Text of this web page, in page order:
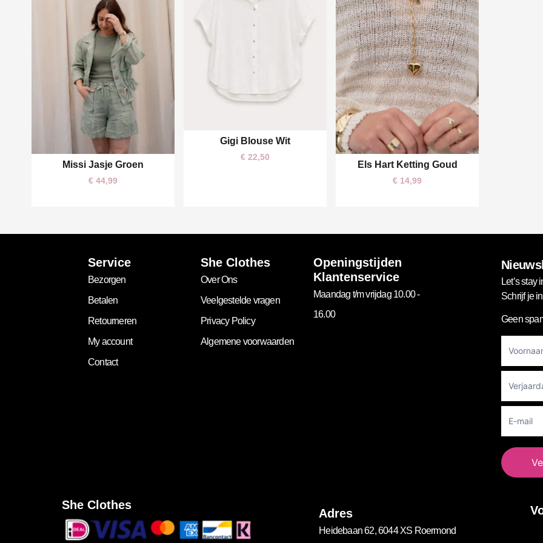
One size
Missi Jasje Groen
€ 44,99
One size
Gigi Blouse Wit
€ 22,50
One size
Els Hart Ketting Goud
€ 14,99
Service
Bezorgen
Betalen
Retourneren
My account
Contact
She Clothes
Over Ons
Veelgestelde vragen
Privacy Policy
Algemene voorwaarden
Openingstijden
Klantenservice
Maandag t/m vrijdag 10.00 -
16.00
Let’s stay
Schrijf je
Geen
She Clothes
Adres
Heidebaan 62, 6044 XS Roermond